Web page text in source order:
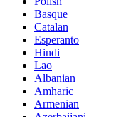
Basque
Catalan
Esperanto
Hindi
Lao
Albanian
Amharic
Armenian